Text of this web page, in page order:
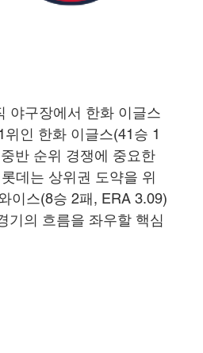
야구장에서 한화 이글스
인 한화 이글스(41승 1
반 순위 경쟁에 중요한
데는 상위권 도약을 위
이스(8승 2패, ERA 3.09)
기의 흐름을 좌우할 핵심